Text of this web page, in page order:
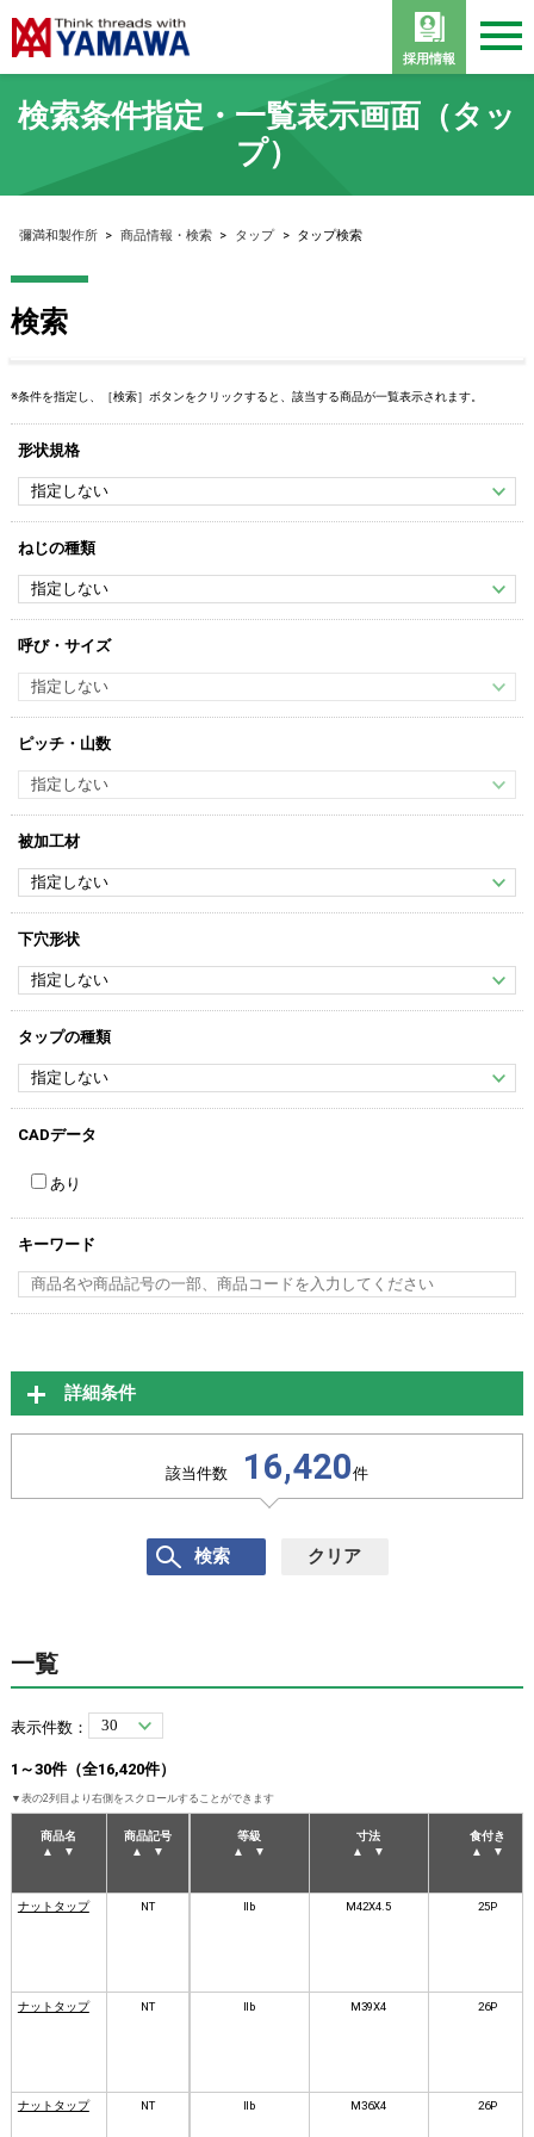
採用情報
検索条件指定・一覧表示画面（タッ
プ）
彌満和製作所 > 商品情報・検索 > タップ > タップ検索
検索
※条件を指定し、［検索］ボタンをクリックすると、該当する商品が一覧表示されます。
形状規格
ねじの種類
呼び・サイズ
ピッチ・山数
被加工材
下穴形状
タップの種類
CADデータ
あり
キーワード
詳細条件
該当件数 16,420件
一覧
表示件数：
1～30件（全16,420件）
商品名
▲
▼
商品記号
▲
▼
等級
▲
▼
寸法
▲
▼
食付き
▲
▼
ナットタップ NT Ⅱb M42X4.5 25P
ナットタップ NT Ⅱb M39X4 26P
ナットタップ NT Ⅱb M36X4 26P